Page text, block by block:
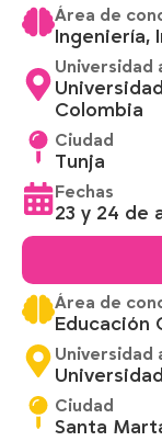
Área de
Educación
Universidad
Ciudad
Santa
Área de
Ingeniería,
Universidad
Colombia
Ciudad
Tunja
Fechas
23 y 24 de